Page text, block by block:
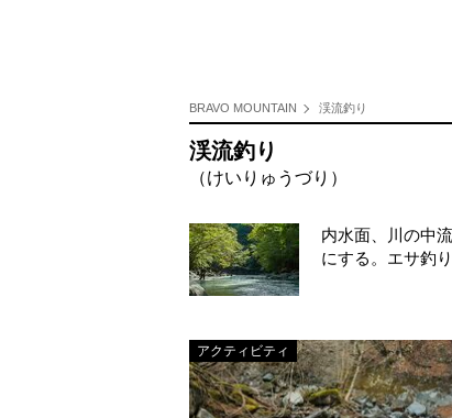
BRAVO MOUNTAIN 渓流釣り
渓流釣り
（けいりゅうづり）
内水面、川の中
にする。エサ釣
アクティビティ